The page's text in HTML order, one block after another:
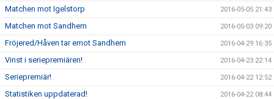
Matchen mot Igelstorp 2016-05-05 21:43
Matchen mot Sandhem 2016-05-03 09:20
Fröjered/Håven tar emot Sandhem 2016-04-29 16:35
Vinst i seriepremiären! 2016-04-23 22:14
Seriepremiär! 2016-04-22 12:52
Statistiken uppdaterad! 2016-04-22 08:44